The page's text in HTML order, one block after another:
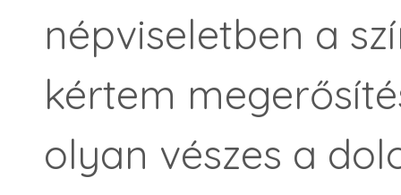
népviseletben a
kértem
olyan vészes a